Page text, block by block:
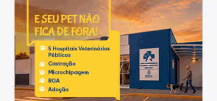
Participação Social
Quadro de Serviços
Acesso à Proteção de Dados Pessoais
Organização
Histórico